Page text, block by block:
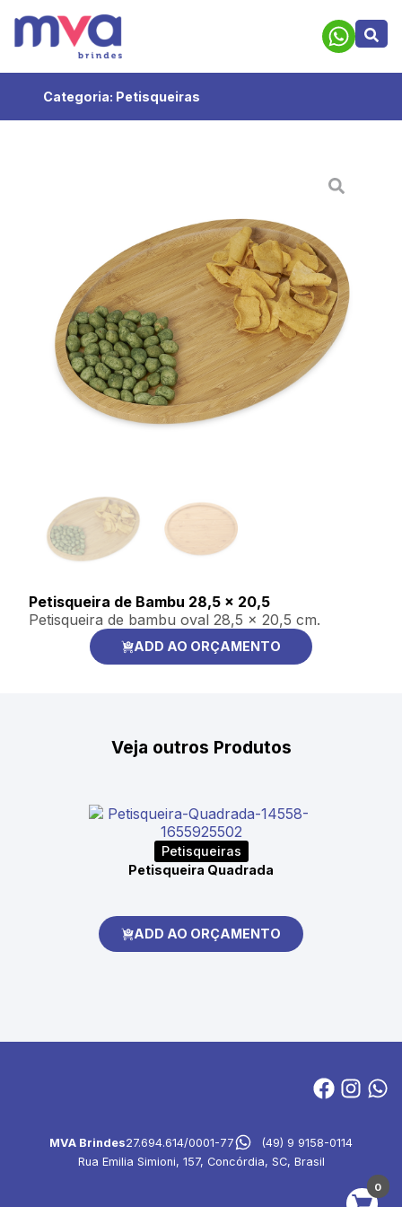
Categoria: Petisqueiras
Petisqueira de Bambu 28,5 x 20,5
Petisqueira de bambu oval 28,5 x 20,5 cm.
ADD AO ORÇAMENTO
Veja outros Produtos
Petisqueiras
Petisqueira Quadrada
ADD AO ORÇAMENTO
MVA Brindes27.694.614/0001-77
(49) 9 9158-0114
Rua Emilia Simioni, 157, Concórdia, SC, Brasil
0